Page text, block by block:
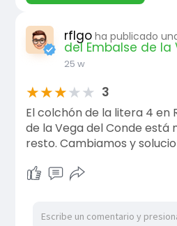
rflgo ha publicado
del Embalse de
25 w
★★★★★ 3
El colchón de la litera 4 en
de la Vega del Conde está
resto. Cambiamos y